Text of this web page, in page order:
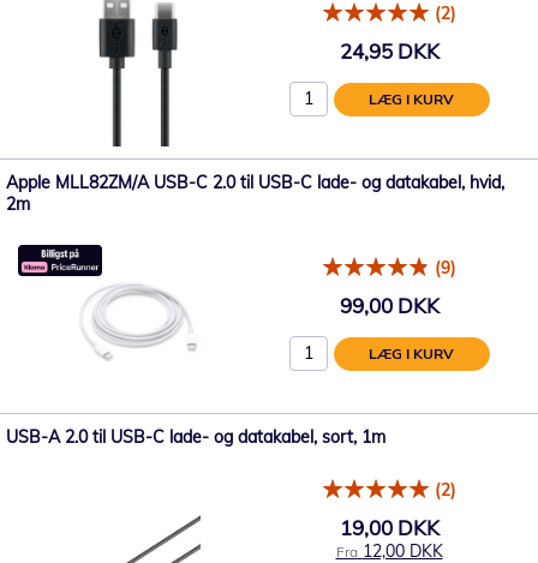
(2)
24,95 DKK
LÆG I KURV
Apple MLL82ZM/A USB-C 2.0 til USB-C lade- og datakabel, hvid,
2m
(9)
99,00 DKK
LÆG I KURV
USB-A 2.0 til USB-C lade- og datakabel, sort, 1m
(2)
19,00 DKK
Fra 12,00 DKK